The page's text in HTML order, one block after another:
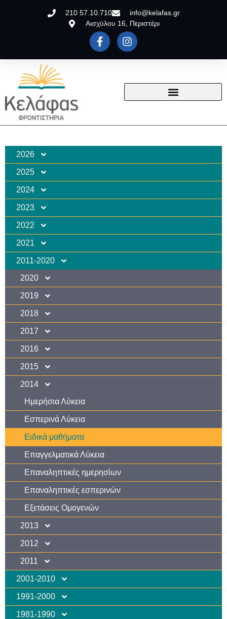
210 57.10.710
info@kelafas.gr
Αισχύλου 16, Περιστέρι
2026
2025
2024
2023
2022
2021
2011-2020
2020
2019
2018
2017
2016
2015
2014
Ημερήσια Λύκεια
Εσπερινά Λύκεια
Ειδικά μαθήματα
Επαγγελματικά Λύκεια
Επαναληπτικές ημερησίων
Επαναληπτικές εσπερινών
Εξετάσεις Ομογενών
2013
2012
2011
2001-2010
1991-2000
1981-1990